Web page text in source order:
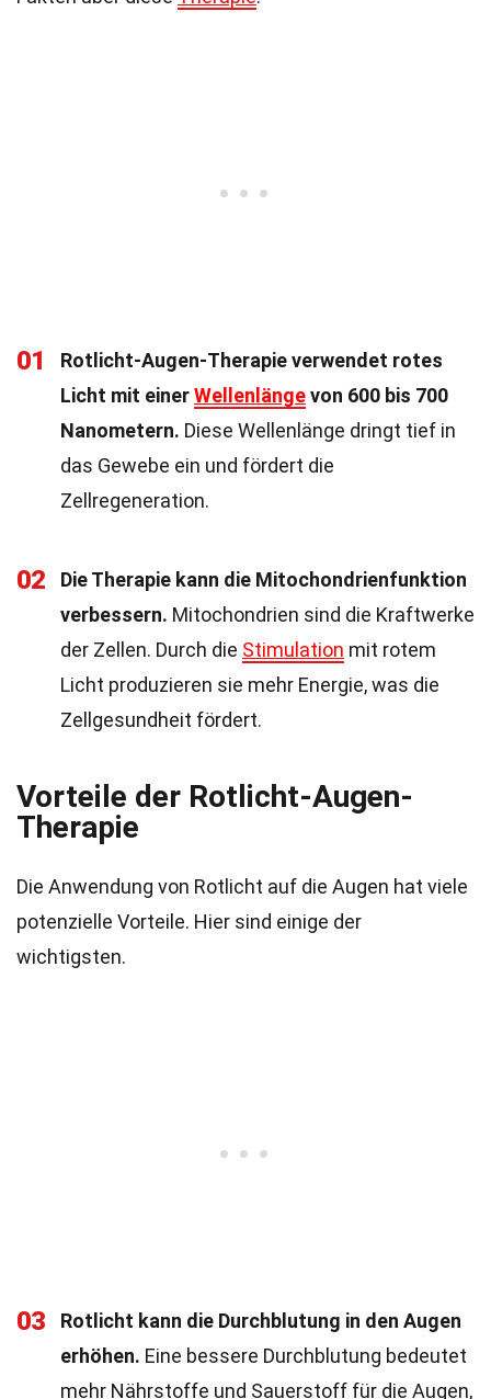
01
Rotlicht-Augen-Therapie verwendet rotes
Licht mit einerWellenlängevon 600 bis 700
Nanometern. Diese Wellenlänge dringt tief in
das Gewebe ein und fördert die
Zellregeneration.
02
Die Therapie kann die Mitochondrienfunktion
verbessern. Mitochondrien sind die Kraftwerke
der Zellen. Durch die Stimulation mit rotem
Licht produzieren sie mehr Energie, was die
Zellgesundheit fördert.
Vorteile der Rotlicht-Augen-
Therapie
Die Anwendung von Rotlicht auf die Augen hat viele
potenzielle Vorteile. Hier sind einige der
wichtigsten.
03
Rotlicht kann die Durchblutung in den Augen
erhöhen. Eine bessere Durchblutung bedeutet
mehr Nährstoffe und Sauerstoff für die Augen,